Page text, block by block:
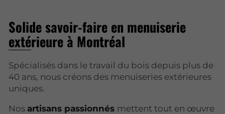
Solide savoir-faire en menuiserie
extérieure à Montréal
Spécialisés dans le travail du bois depuis plus de
40 ans, nous créons des menuiseries extérieures
uniques.
Nos artisans passionnés mettent tout en œuvre